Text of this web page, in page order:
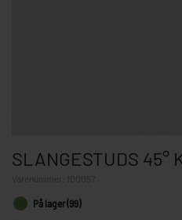
SLANGESTUDS 45°
100057
På lager (99)